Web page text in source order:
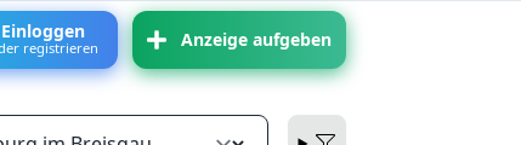
Einloggen
registrieren Anzeige aufgeben